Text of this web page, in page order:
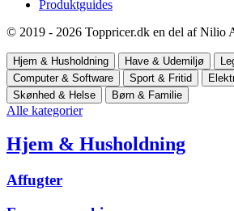
Produktguides
© 2019 - 2026 Toppricer.dk en del af Nilio
Hjem & Husholdning Have & Udemiljø
Computer & Software
Sport & Fritid
Skønhed & Helse
Børn & Familie
Alle kategorier
Hjem & Husholdning
Affugter